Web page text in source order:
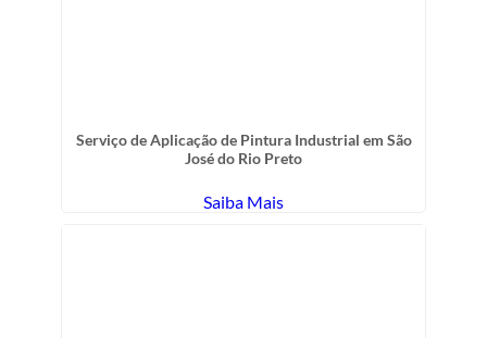
Serviço de Aplicação de Pintura Industrial em São
José do Rio Preto
Saiba Mais